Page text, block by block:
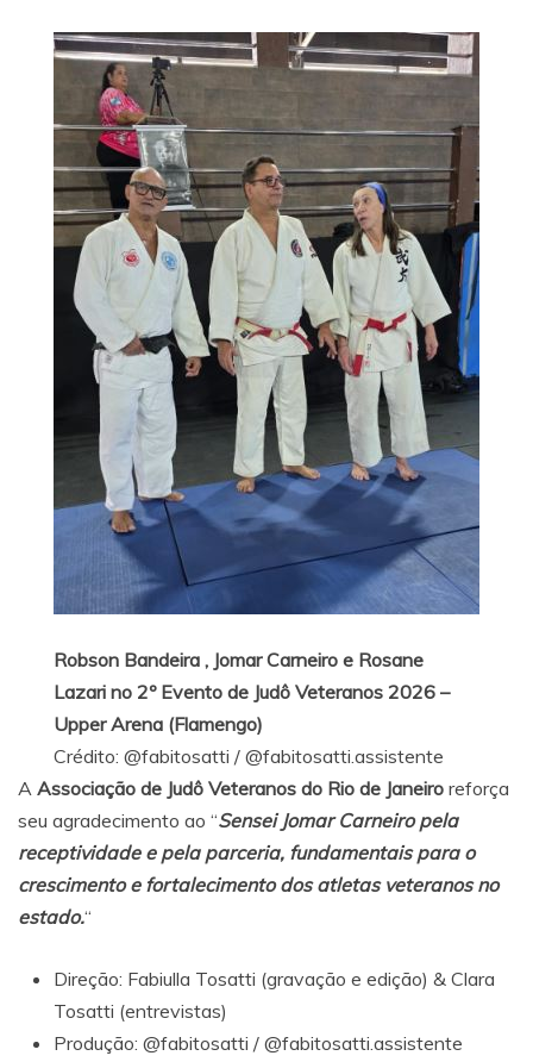
Robson Bandeira , Jomar Carneiro e Rosane
Lazari no 2º Evento de Judô Veteranos 2026 –
Upper Arena (Flamengo)
Crédito: @fabitosatti / @fabitosatti.assistente
A Associação de Judô Veteranos do Rio de Janeiro reforça
seu agradecimento ao “Sensei Jomar Carneiro pela
receptividade e pela parceria, fundamentais para o
crescimento e fortalecimento dos atletas veteranos no
estado.“
Direção: Fabiulla Tosatti (gravação e edição) & Clara
Tosatti (entrevistas)
Produção: @fabitosatti / @fabitosatti.assistente